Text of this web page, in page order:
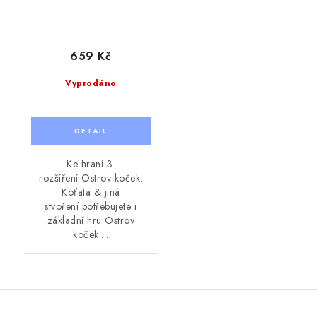
Vyprodáno
659 Kč
Ke hraní 3.
rozšíření Ostrov koček:
Koťata & jiná
stvoření potřebujete i
základní hru Ostrov
koček....